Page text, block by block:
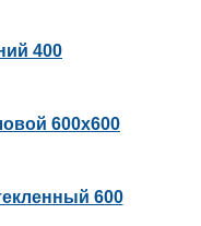
400
600х600
600